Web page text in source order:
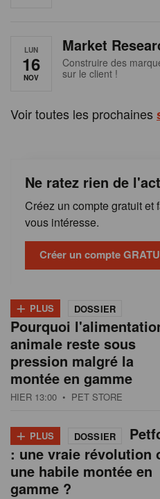
LUN
16
NOV
Market
Construire des
sur le client !
Voir toutes les prochaines
Ne ratez rien de
Créez un compte gratuit et
vous intéresse.
Créer un compte
+ PLUS DOSSIER
Pourquoi
animale reste sous
pression malgré la
montée en gamme
HIER 13:00 • PET STORE
+ PLUS DOSSIER
: une vraie révolution
une habile montée en
gamme ?